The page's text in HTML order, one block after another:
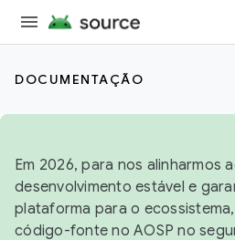
DOCUMENTAÇÃO
Em 2026, para nos alinharmos
desenvolvimento estável e
plataforma para o
código-fonte no AOSP no